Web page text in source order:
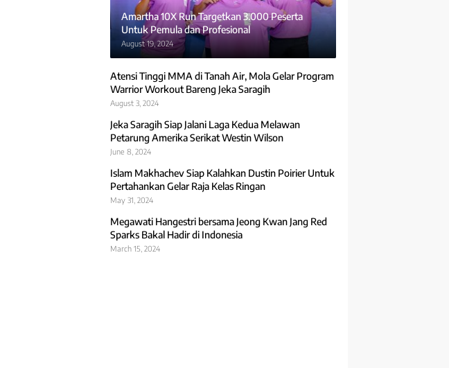
Amartha 10X Run Targetkan 3.000 Peserta
Untuk Pemula dan Profesional
August 19, 2024
Atensi Tinggi MMA di Tanah Air, Mola Gelar Program
Warrior Workout Bareng Jeka Saragih
August 3, 2024
Jeka Saragih Siap Jalani Laga Kedua Melawan
Petarung Amerika Serikat Westin Wilson
June 8, 2024
Islam Makhachev Siap Kalahkan Dustin Poirier Untuk
Pertahankan Gelar Raja Kelas Ringan
May 31, 2024
Megawati Hangestri bersama Jeong Kwan Jang Red
Sparks Bakal Hadir di Indonesia
March 15, 2024